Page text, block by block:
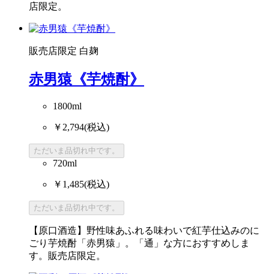
店限定。
販売店限定 白麹
赤男猿《芋焼酎》
1800ml
￥2,794(税込)
ただいま品切れ中です。
720ml
￥1,485(税込)
ただいま品切れ中です。
【原口酒造】野性味あふれる味わいで紅芋仕込みのに
ごり芋焼酎「赤男猿」。「通」な方におすすめしま
す。販売店限定。